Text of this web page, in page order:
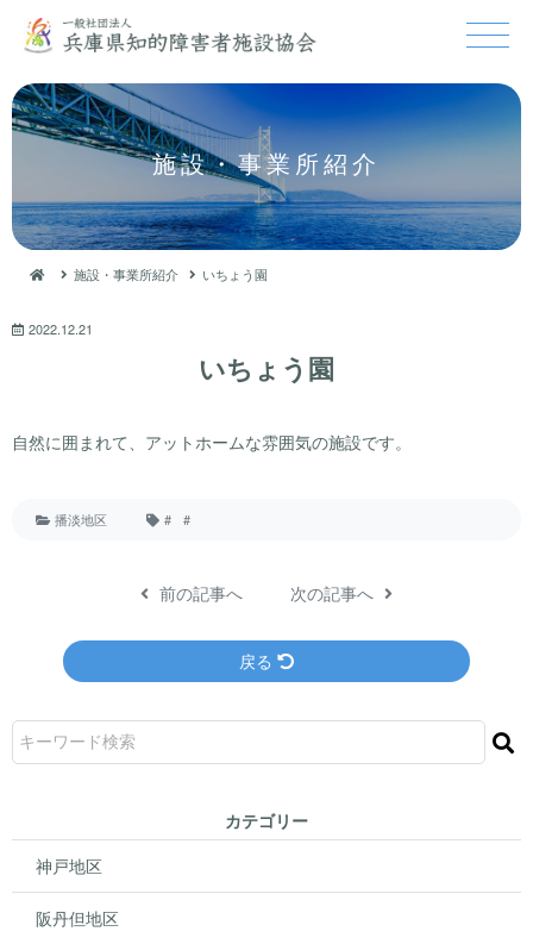
施設・事業所紹介
施設・事業所紹介 いちょう園
2022.12.21
いちょう園
自然に囲まれて、アットホームな雰囲気の施設です。
播淡地区 # #
前の記事へ 次の記事へ
戻る
カテゴリー
神戸地区
阪丹但地区